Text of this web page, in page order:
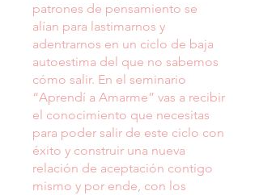
patrones de pensamiento se
alían para lastimarnos y
adentrarnos en un ciclo de baja
autoestima del que no sabemos
cómo salir. En el seminario
“Aprendí a Amarme” vas a recibir
el conocimiento que necesitas
para poder salir de este ciclo con
éxito y construir una nueva
relación de aceptación contigo
mismo y por ende, con los